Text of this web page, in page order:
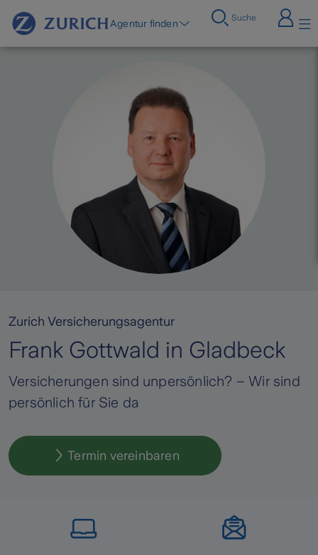
Agentur finden Suche
Zurich Versicherungsagentur
Frank Gottwald in Gladbeck
Versicherungen sind unpersönlich? – Wir sind
persönlich für Sie da
Termin vereinbaren